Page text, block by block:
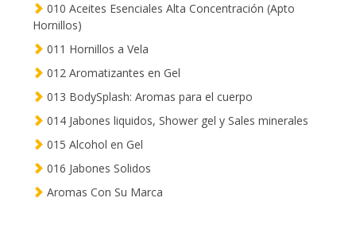
010 Aceites Esenciales Alta Concentración (Apto
Hornillos)
011 Hornillos a Vela
012 Aromatizantes en Gel
013 BodySplash: Aromas para el cuerpo
014 Jabones liquidos, Shower gel y Sales minerales
015 Alcohol en Gel
016 Jabones Solidos
Aromas Con Su Marca